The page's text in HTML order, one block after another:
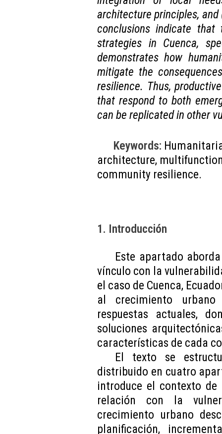
architecture principles,
conclusions indicate
strategies in Cuenca,
demonstrates how
mitigate the
resilience. Thus,
that respond to both
can be replicated in other
Keywords:
architecture,
community resilience.
1. Introducción
Este apartado
vínculo con la
el caso de Cuenca,
al crecimiento
respuestas actuales,
soluciones
características de cada
El texto se
distribuido en cuatro
introduce el contexto de
relación con la
crecimiento urbano
planificación,